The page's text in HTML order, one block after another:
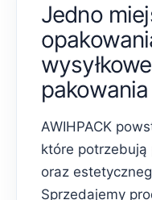
Jedno
pakowania
AWIHPACK
które potrzebują
oraz
Sprzedajemy